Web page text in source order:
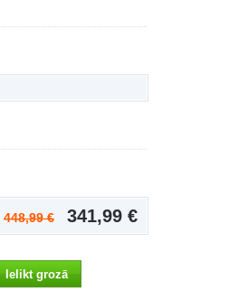
448,99 € 341,99 €
Ielikt grozā